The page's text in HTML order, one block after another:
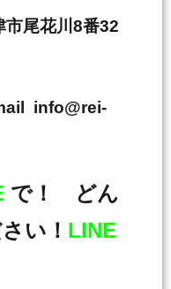
市尾花川8番32
info@rei-
で！ どん
い！ LINE